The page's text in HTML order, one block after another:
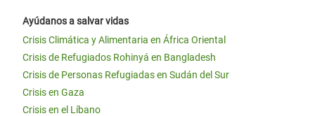
Ayúdanos a salvar vidas
Crisis Climática y Alimentaria en África Oriental
Crisis de Refugiados Rohinyá en Bangladesh
Crisis de Personas Refugiadas en Sudán del Sur
Crisis en Gaza
Crisis en el Líbano